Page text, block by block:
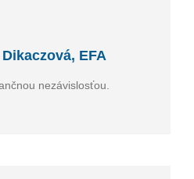
EFA
nezávislosťou.